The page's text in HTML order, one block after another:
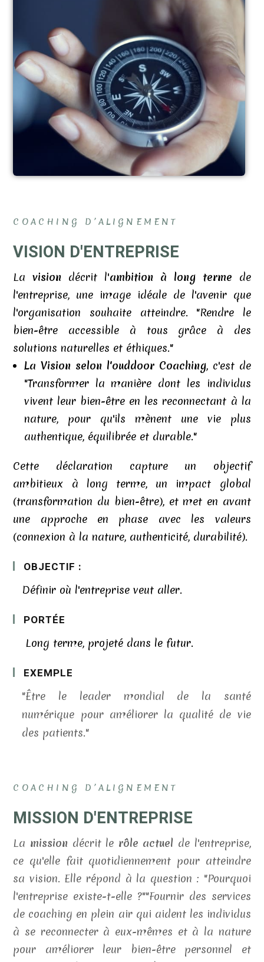
COACHING D’ALIGNEMENT
VISION D'ENTREPRISE
Lavision décrit l'ambition à long terme de
l'entreprise, une image idéale de l'avenir que
l'organisation souhaite atteindre. "Rendre le
bien-être accessible à tous grâce à des
solutions naturelles et éthiques."
La Vision selon l'ouddoor Coaching, c'est de
"Transformer la manière dont les individus
vivent leur bien-être en les reconnectant à la
nature, pour qu'ils mènent une vie plus
authentique, équilibrée et durable."
Cette déclaration capture un objectif
ambitieux à long terme, un impact global
(transformation du bien-être), et met en avant
une approche en phase avec les valeurs
(connexion à la nature, authenticité, durabilité).
OBJECTIF :
Définir où l'entreprise veut aller.
PORTÉE
Long terme, projeté dans le futur.
EXEMPLE
"Être le leader mondial de la santé
numérique pour améliorer la qualité de vie
des patients."
COACHING D’ALIGNEMENT
MISSION D'ENTREPRISE
La mission décrit le rôle actuel de l'entreprise,
ce qu'elle fait quotidiennement pour atteindre
sa vision. Elle répond à la question : "Pourquoi
l'entreprise existe-t-elle ?""Fournir des services
de coaching en plein air qui aident les individus
à se reconnecter à eux-mêmes et à la nature
pour améliorer leur bien-être personnel et